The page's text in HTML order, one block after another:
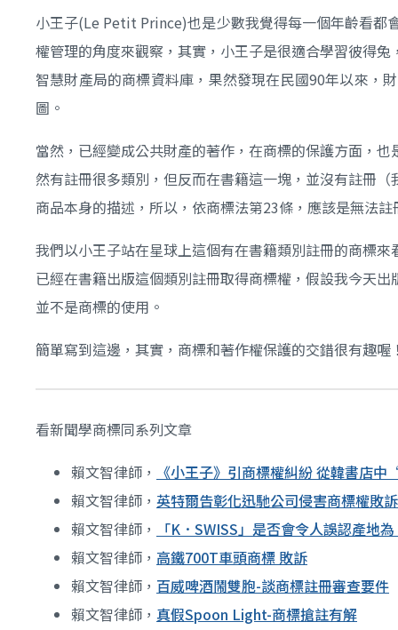
小王子(Le Petit Prince)也是少數我覺得每一個年齡看都
權管理的角度來觀察，其實，小王子是很適合學習彼得
智慧財產局的商標資料庫，果然發現在民國90年以來，
圖。
當然，已經變成公共財產的著作，在商標的保護方面，
然有註冊很多類別，但反而在書籍這一塊，並沒有註冊
商品本身的描述，所以，依商標法第23條，應該是無法註
我們以小王子站在星球上這個有在書籍類別註冊的商標
已經在書籍出版這個類別註冊取得商標權，假設我今天
並不是商標的使用。
簡單寫到這邊，其實，商標和著作權保護的交錯很有趣喔
看新聞學商標同系列文章
賴文智律師，
《小王子》引商標權糾紛 從韓書店
賴文智律師， 英特爾告彰化迅馳公司侵害商標權敗
賴文智律師，
「K．SWISS」是否會令人誤認產地
賴文智律師， 高鐵700T車頭商標 敗訴
賴文智律師， 百威啤酒鬧雙胞-談商標註冊審查要件
賴文智律師， 真假Spoon Light-商標搶註有解